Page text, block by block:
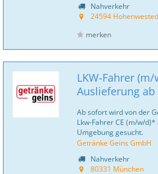
Nahverkehr
24594
merken
LKW-Fahrer (m/
Auslieferung ab
Ab sofort wird von der
Lkw-Fahrer CE (m/w/
Umgebung gesucht.
Getränke Geins GmbH
Nahverkehr
80331 München